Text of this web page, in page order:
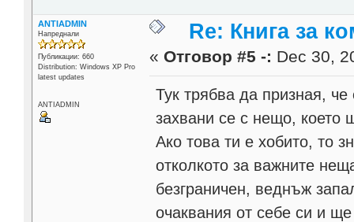
ANTIADMIN
Напреднали
Публикации: 660
Distribution: Windows XP Pro
latest updates
ANTIADMIN
Re: Книга за
« Отговор #5 -: Dec 30,
Тук трябва да призная,
захвани се с нещо, което
Ако това ти е хобито, то
отколкото за важните
безграничен, веднъж
очаквания от себе си и